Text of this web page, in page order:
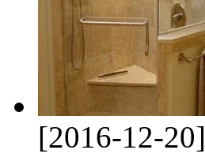
[2016-12-20]